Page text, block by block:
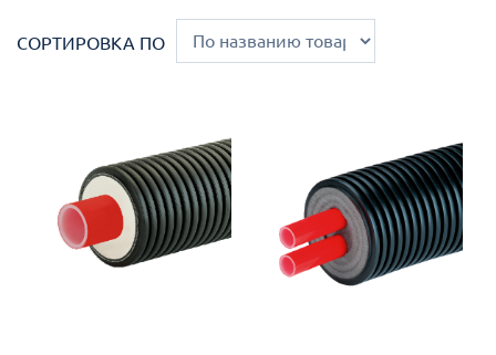
СОРТИРОВКА ПО